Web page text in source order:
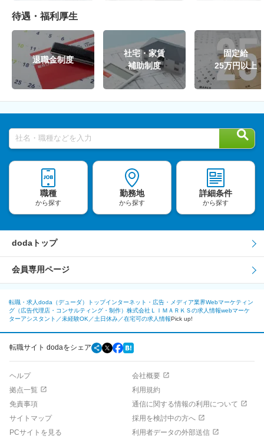
待遇・福利厚生
退職金制度
社宅・家賃
補助制度
固定給
25万円以上
社名・職種などを入力
職種
から探す
勤務地
から探す
詳細条件
から探す
dodaトップ
会員専用ページ
転職・求人doda（デューダ）トップインターネット・広告・メディア業界Webマーケティン
グ（広告代理店・コンサルティング・制作） 株式会社ＬＩＭＡＲＫＳの求人情報webマーケ
ターアシスタント／未経験OK／土日休み／在宅可の求人情報Pick up!
転職サイト dodaをシェア
ヘルプ
会社概要
拠点一覧
利用規約
免責事項
通信に関する情報の利用について
サイトマップ
採用を検討中の方へ
PCサイトを見る
利用者データの外部送信